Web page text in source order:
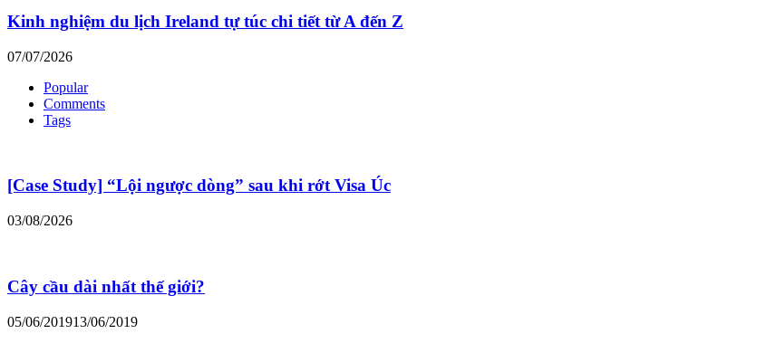
Kinh nghiệm du lịch Ireland tự túc chi tiết từ A đến Z
07/07/2026
Popular
Comments
Tags
[Case Study] “Lội ngược dòng” sau khi rớt Visa Úc
03/08/2026
Cây cầu dài nhất thế giới?
05/06/201913/06/2019